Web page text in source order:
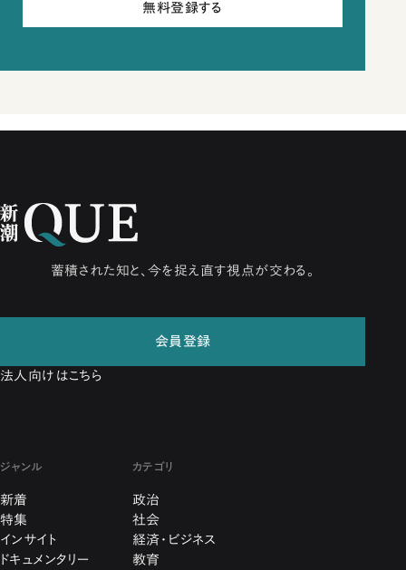
無料登録する
蓄積された知と、今を捉え直す視点が交わる。
会員登録
法人向けはこちら
ジャンル
新着
特集
インサイト
ドキュメンタリー
カテゴリ
政治
社会
経済・ビジネス
教育